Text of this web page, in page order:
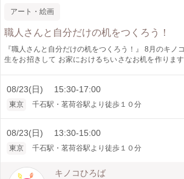
アート・絵画
職人さんと自分だけの机をつくろう！
『職人さんと自分だけの机をつくろう！』 8月のキノコひろばでは 木工作家の先
生をお招きして お家におけるちいさなお机を作りま
クショップ・自然の中で季節を感じるプレイパークを
親子で、お友達と、小学生以上のお子さまならもち
08/23(日) 15:30-17:00
東京 千石駅・茗荷谷駅より徒歩１０分
08/23(日) 13:30-15:00
東京 千石駅・茗荷谷駅より徒歩１０分
キノコひろば